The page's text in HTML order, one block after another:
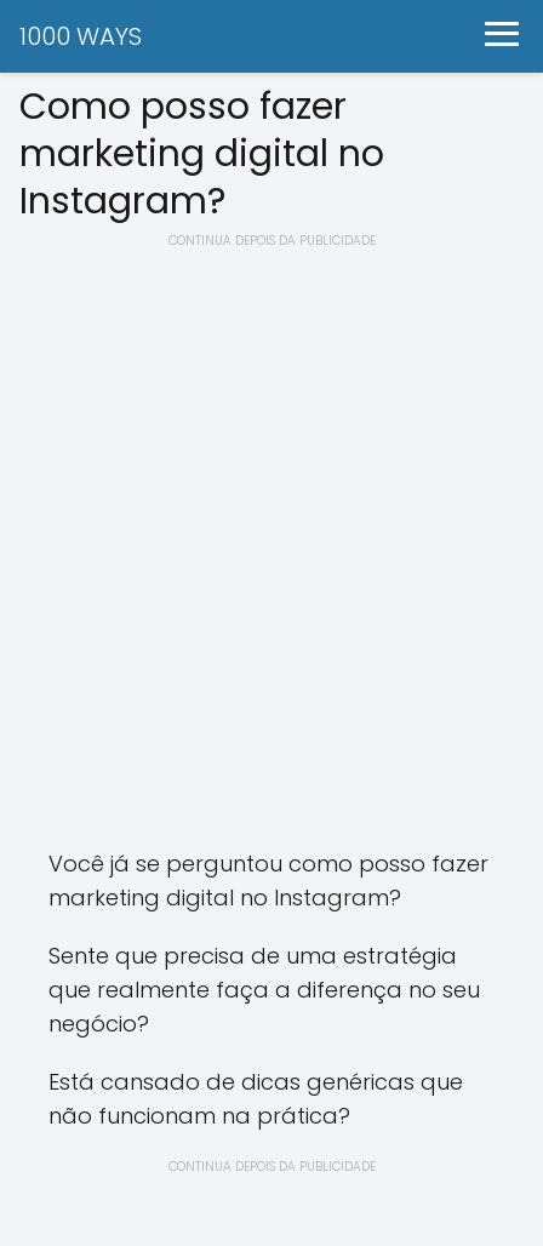
1000 WAYS
Como posso fazer
marketing digital no
Instagram?
CONTINUA DEPOIS DA PUBLICIDADE
Você já se perguntou como posso fazer
marketing digital no Instagram?
Sente que precisa de uma estratégia
que realmente faça a diferença no seu
negócio?
Está cansado de dicas genéricas que
não funcionam na prática?
CONTINUA DEPOIS DA PUBLICIDADE